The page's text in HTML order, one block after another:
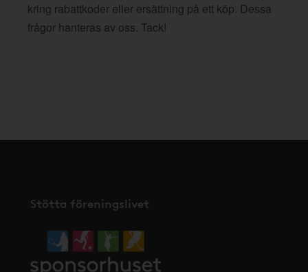
kring rabattkoder eller ersättning på ett köp. Dessa
frågor hanteras av oss. Tack!
Stötta föreningslivet